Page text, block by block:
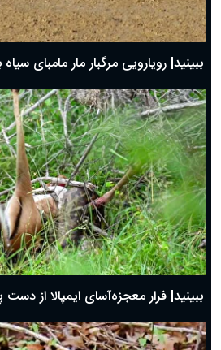
ببینید| رویارویی مرگبار مار مامبای
ببینید| فرار معجزه‌آسای ایمپالا از